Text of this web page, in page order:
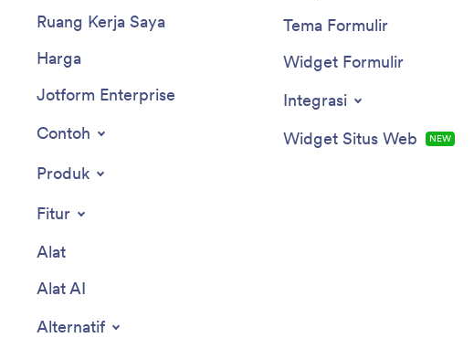
Ruang Kerja Saya
Harga
Jotform Enterprise
Contoh
Produk
Fitur
Alat
Alat AI
Alternatif
Tema Formulir
Widget Formulir
Integrasi
Widget Situs Web
NEW